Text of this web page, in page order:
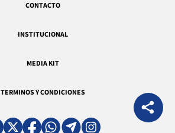
CONTACTO
INSTITUCIONAL
MEDIA KIT
TERMINOS Y CONDICIONES